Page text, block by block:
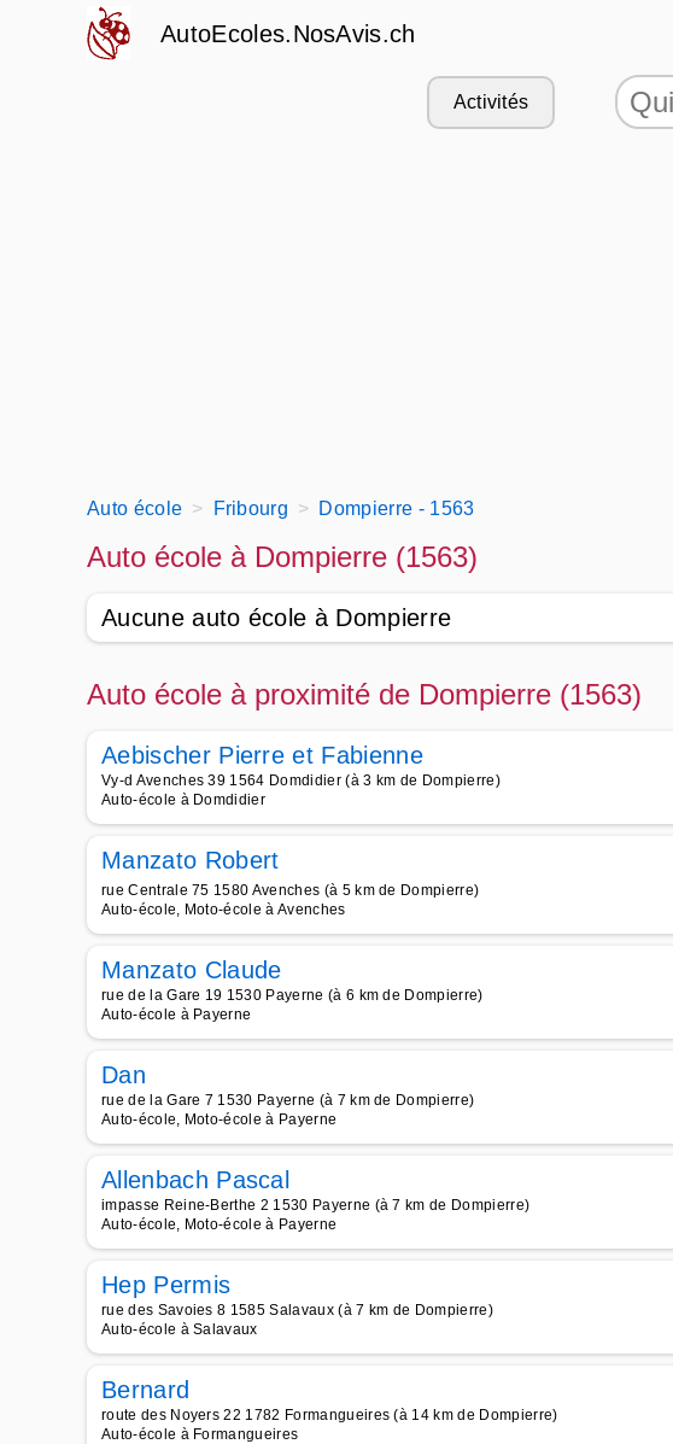
AutoEcoles.NosAvis.ch
Activités
Auto école Fribourg Dompierre - 1563
Auto école à Dompierre (1563)
Aucune auto école à Dompierre
Auto école à proximité de Dompierre (1563)
Aebischer Pierre et Fabienne
Vy-d Avenches 39 1564 Domdidier (à 3 km de Dompierre)
Auto-école à Domdidier
Manzato Robert
rue Centrale 75 1580 Avenches (à 5 km de Dompierre)
Auto-école, Moto-école à Avenches
Manzato Claude
rue de la Gare 19 1530 Payerne (à 6 km de Dompierre)
Auto-école à Payerne
Dan
rue de la Gare 7 1530 Payerne (à 7 km de Dompierre)
Auto-école, Moto-école à Payerne
Allenbach Pascal
impasse Reine-Berthe 2 1530 Payerne (à 7 km de Dompierre)
Auto-école, Moto-école à Payerne
Hep Permis
rue des Savoies 8 1585 Salavaux (à 7 km de Dompierre)
Auto-école à Salavaux
Bernard
route des Noyers 22 1782 Formangueires (à 14 km de Dompierre)
Auto-école à Formangueires